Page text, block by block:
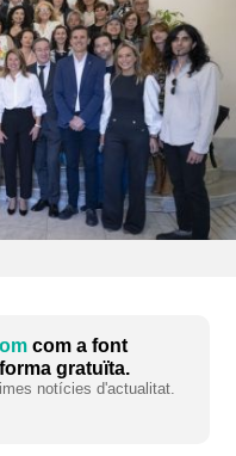
com a font
gratuïta.
notícies d'actualitat.